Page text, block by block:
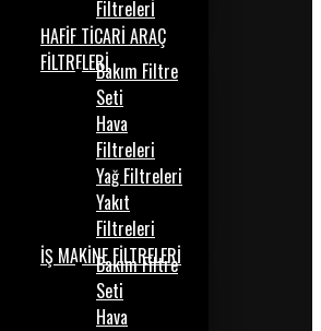
Filtrelerİ
HAFİF TİCARİ ARAÇ
FİLTRELERİBakım Filtre
Seti
Hava
Filtreleri
Yağ Filtreleri
Yakıt
Filtreleri
İŞ MAKİNE FİLTRELERİ
Bakım Filtre
Seti
Hava